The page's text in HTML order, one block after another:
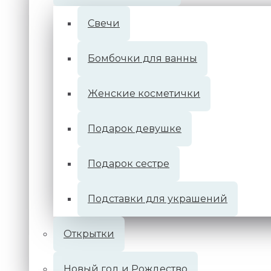
Cвечи
Бомбочки для ванны
Женские косметички
Подарок девушке
Подарок сестре
Подставки для украшений
Открытки
Букет с розами в сливочных
230.00 руб
Доступность:
В корзину
ВОЗЬМИТЕ ПОДАРОК К ЗАКАЗУ: